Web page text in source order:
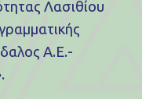
Λασιθίου
Α.Ε.-